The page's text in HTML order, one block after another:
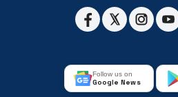
Follow us on
Google News